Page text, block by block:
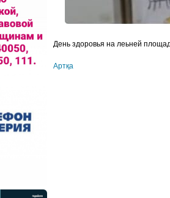
День здоровья на леьней
Артқа